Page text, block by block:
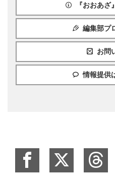
『おおあ
編集部プ
お問
情報提供